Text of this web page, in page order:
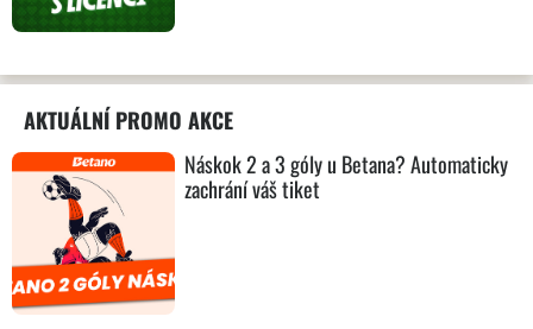
AKTUÁLNÍ PROMO AKCE
Náskok 2 a 3 góly u Betana? Automaticky
zachrání váš tiket